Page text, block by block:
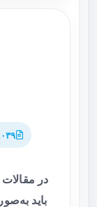
۲,۰۳۹
در
باید